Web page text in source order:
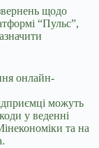
щодо
“Пульс”,
онлайн-
можуть
у веденні
та на